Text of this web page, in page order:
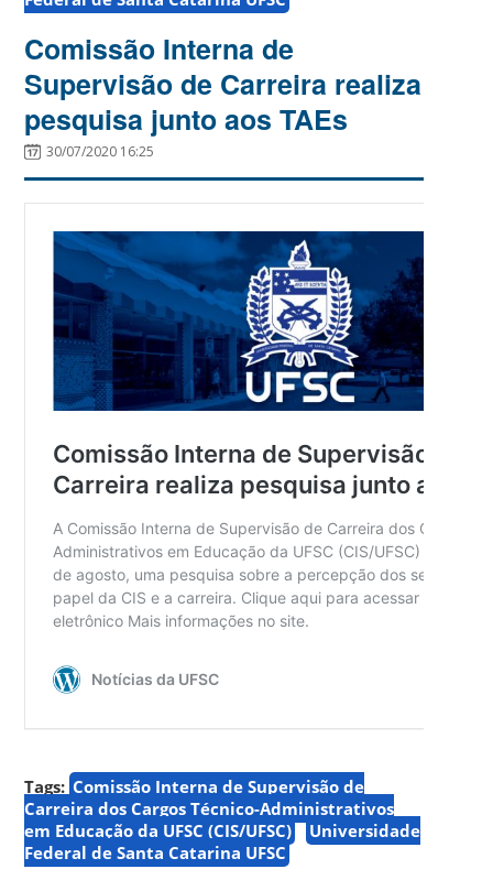
Comissão Interna de
Supervisão de Carreira realiza
pesquisa junto aos TAEs
30/07/2020 16:25
Tags: Comissão Interna de Supervisão de
Carreira dos Cargos Técnico-Administrativos
em Educação da UFSC (CIS/UFSC)
Universidade
Federal de Santa Catarina UFSC